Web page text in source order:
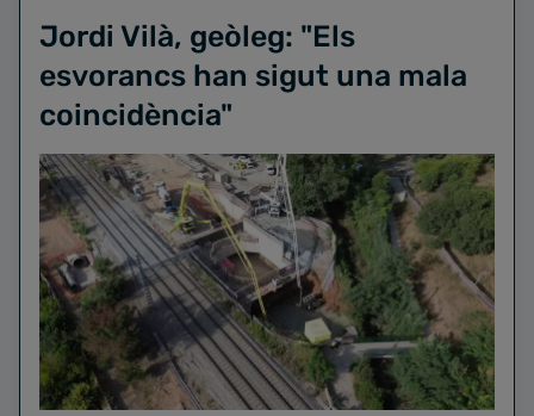
Jordi Vilà, geòleg: "Els
esvorancs han sigut una mala
coincidència"